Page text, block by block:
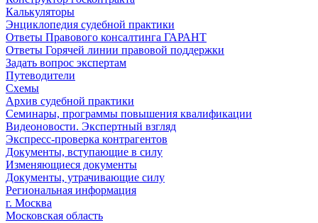
Калькуляторы
Энциклопедия судебной практики
Ответы Правового консалтинга ГАРАНТ
Ответы Горячей линии правовой поддержки
Задать вопрос экспертам
Путеводители
Схемы
Архив судебной практики
Семинары, программы повышения квалификации
Видеоновости. Экспертный взгляд
Экспресс-проверка контрагентов
Документы, вступающие в силу
Изменяющиеся документы
Документы, утрачивающие силу
Региональная информация
г. Москва
Московская область